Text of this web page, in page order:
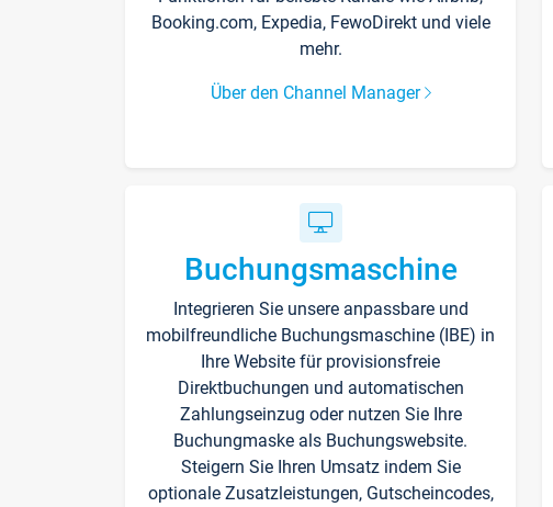
Booking.com, Expedia, FewoDirekt und viele
mehr.
Über den Channel Manager
Buchungsmaschine
Integrieren Sie unsere anpassbare und
mobilfreundliche Buchungsmaschine (IBE) in
Ihre Website für provisionsfreie
Direktbuchungen und automatischen
Zahlungseinzug oder nutzen Sie Ihre
Buchungmaske als Buchungswebsite.
Steigern Sie Ihren Umsatz indem Sie
optionale Zusatzleistungen, Gutscheincodes,